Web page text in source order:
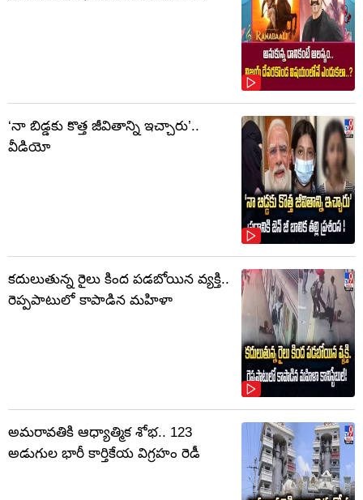
‘నా బిడ్డకు కొత్త జీవితాన్ని ఇచ్చారు’..
వీడియో
కదులుతున్న రైలు కింద పడబోయిన వ్యక్తి..
రెప్పపాటులో కాపాడిన మహిళా
అమరావతికి ఆధ్యాత్మిక శోభ.. 123
అడుగుల భారీ కార్తికేయ విగ్రహం రెడీ